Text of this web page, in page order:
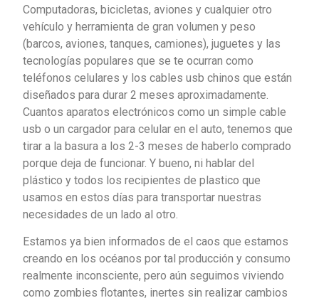
Computadoras, bicicletas, aviones y cualquier otro
vehículo y herramienta de gran volumen y peso
(barcos, aviones, tanques, camiones), juguetes y las
tecnologías populares que se te ocurran como
teléfonos celulares y los cables usb chinos que están
diseñados para durar 2 meses aproximadamente.
Cuantos aparatos electrónicos como un simple cable
usb o un cargador para celular en el auto, tenemos que
tirar a la basura a los 2-3 meses de haberlo comprado
porque deja de funcionar. Y bueno, ni hablar del
plástico y todos los recipientes de plastico que
usamos en estos días para transportar nuestras
necesidades de un lado al otro.
Estamos ya bien informados de el caos que estamos
creando en los océanos por tal producción y consumo
realmente inconsciente, pero aún seguimos viviendo
como zombies flotantes, inertes sin realizar cambios